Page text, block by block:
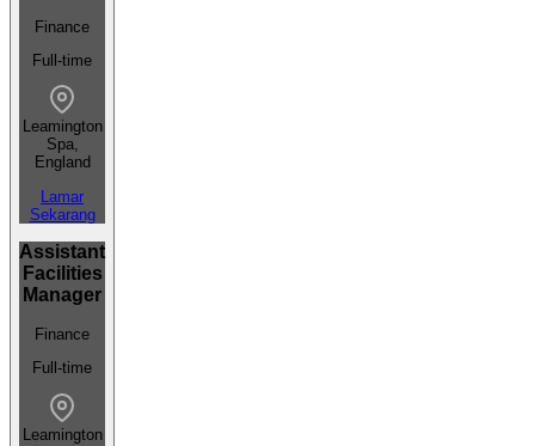
Finance
Full-time
Leamington
Spa,
England
Lamar
Sekarang
Assistant
Facilities
Manager
Finance
Full-time
Leamington